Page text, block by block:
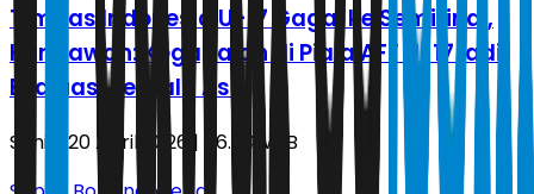
Timnas Indonesia U-17 Gagal ke Semifinal,
Kurniawan: Kegagalan di Piala AFF U-17 jadi
Evaluasi ke Piala Asia
Senin, 20 April 2026 | 06.44 WIB